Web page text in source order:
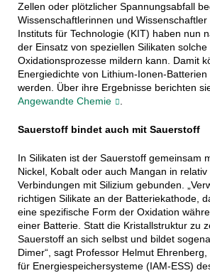
Zellen oder plötzlicher Spannungsabfall
Wissenschaftlerinnen und
Instituts für Technologie (KIT) haben nun
der Einsatz von speziellen Silikaten solche
Oxidationsprozesse mildern kann. Damit
Energiedichte von Lithium-Ionen-
werden. Über ihre Ergebnisse berichten
Angewandte Chemie
Sauerstoff bindet auch mit Sauerstoff
In Silikaten ist der Sauerstoff gemeinsam
Nickel, Kobalt oder auch Mangan in relativ
Verbindungen mit Silizium gebunden.
richtigen Silikate an der Batteriekathode,
eine spezifische Form der Oxidation
einer Batterie. Statt die Kristallstruktur zu
Sauerstoff an sich selbst und bildet
Dimer“, sagt Professor Helmut
für Energiespeichersysteme (IAM-ESS)